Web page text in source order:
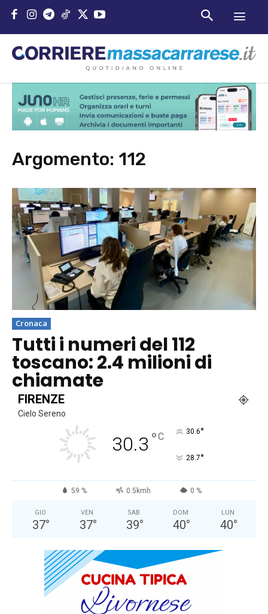
Argomento: 112
Cronaca
Tutti i numeri del 112
toscano: 2.4 milioni di
chiamate
FIRENZE
Cielo Sereno
30.3 °C 30.6°
28.7°
59 % 0.5kmh 0 %
GIO
37°
VEN
37°
SAB
39°
DOM
40°
LUN
40°